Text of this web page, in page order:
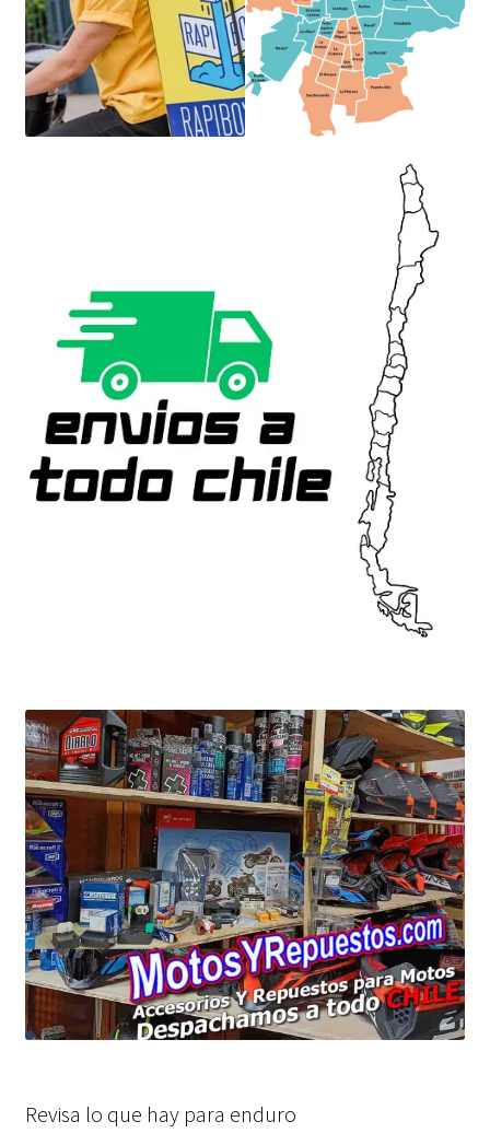
Revisa lo que hay para enduro